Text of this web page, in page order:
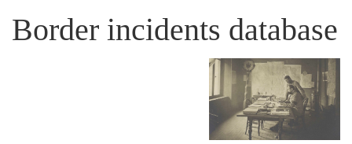
Border incidents database